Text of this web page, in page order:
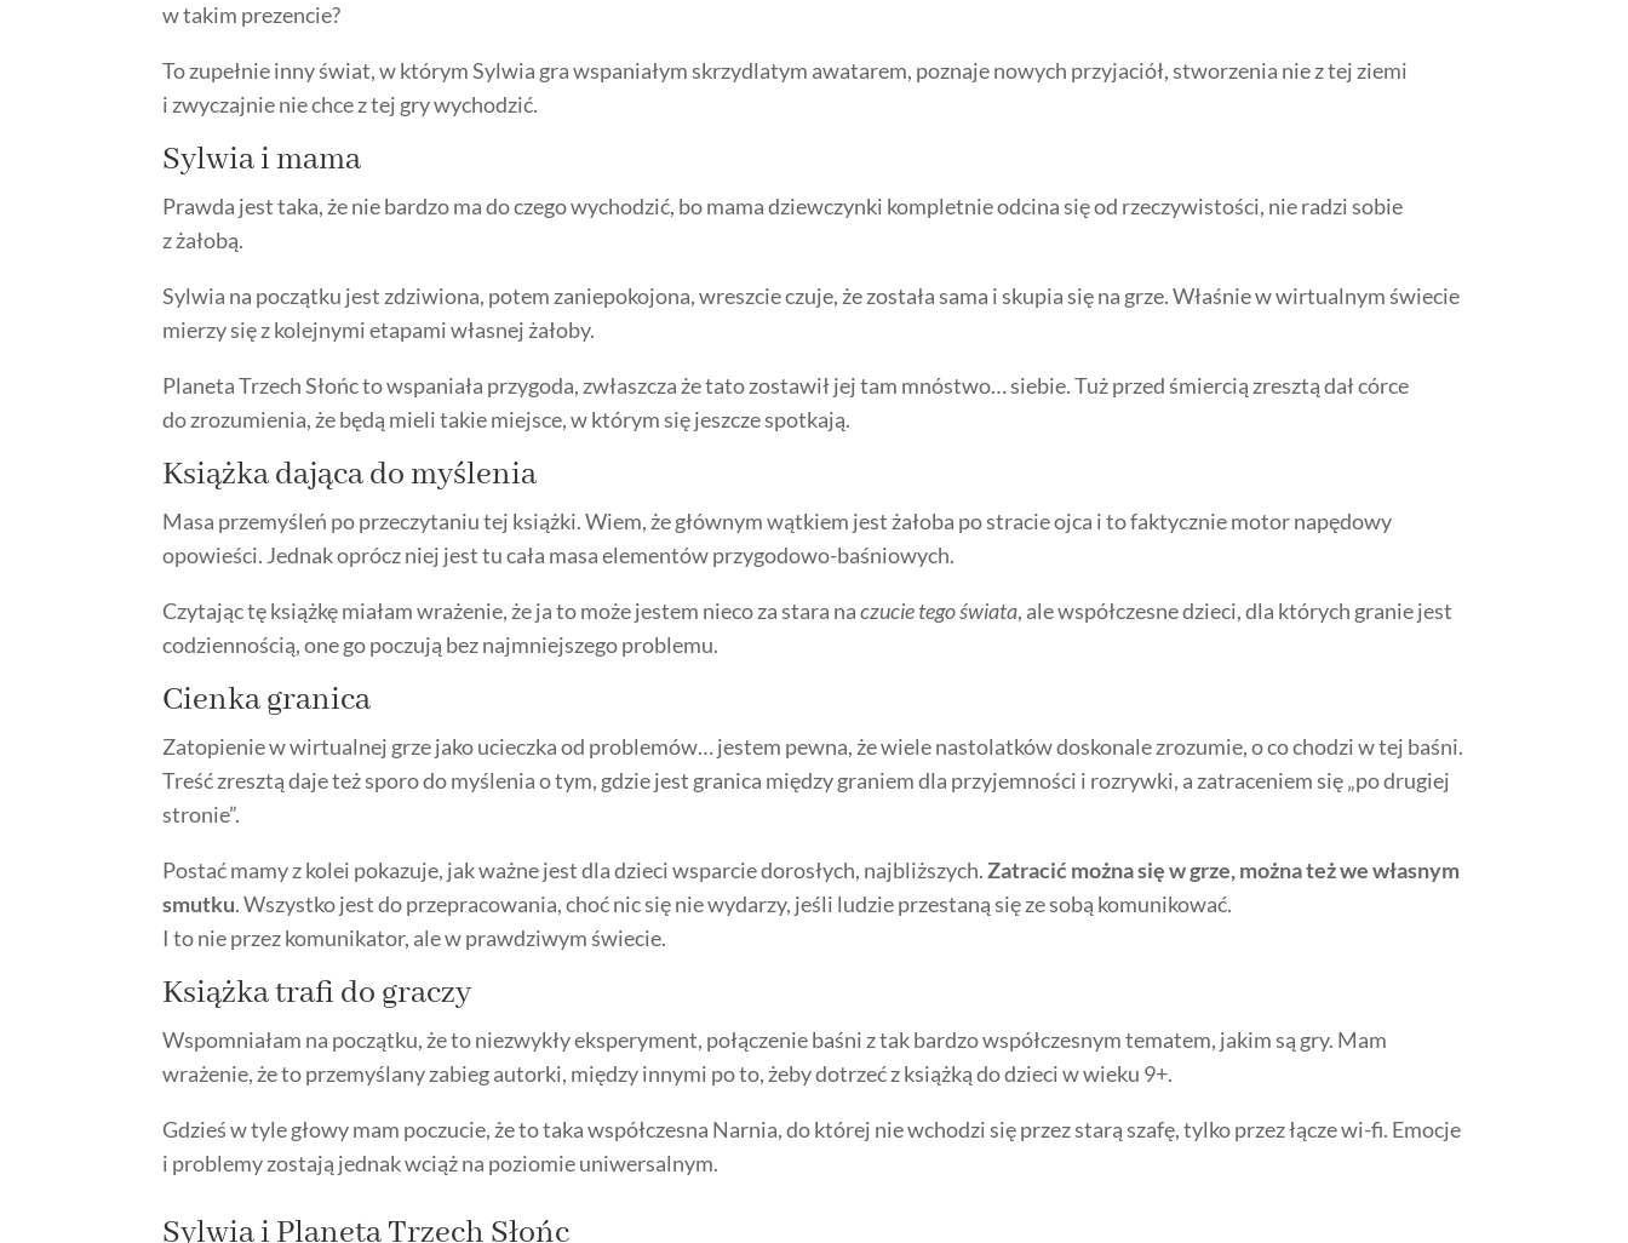
w takim prezencie?
To zupełnie inny świat, w którym Sylwia gra wspaniałym skrzydlatym awatarem, poznaje nowych przyjaciół, stworzenia nie z tej ziemi
i zwyczajnie nie chce z tej gry wychodzić.
Sylwia i mama
Prawda jest taka, że nie bardzo ma do czego wychodzić, bo mama dziewczynki kompletnie odcina się od rzeczywistości, nie radzi sobie
z żałobą.
Sylwia na początku jest zdziwiona, potem zaniepokojona, wreszcie czuje, że została sama i skupia się na grze. Właśnie w wirtualnym świecie
mierzy się z kolejnymi etapami własnej żałoby.
Planeta Trzech Słońc to wspaniała przygoda, zwłaszcza że tato zostawił jej tam mnóstwo… siebie. Tuż przed śmiercią zresztą dał córce
do zrozumienia, że będą mieli takie miejsce, w którym się jeszcze spotkają.
Książka dająca do myślenia
Masa przemyśleń po przeczytaniu tej książki. Wiem, że głównym wątkiem jest żałoba po stracie ojca i to faktycznie motor napędowy
opowieści. Jednak oprócz niej jest tu cała masa elementów przygodowo-baśniowych.
Czytając tę książkę miałam wrażenie, że ja to może jestem nieco za stara naczucie tego świata, ale współczesne dzieci, dla których granie jest
codziennością, one go poczują bez najmniejszego problemu.
Cienka granica
Zatopienie w wirtualnej grze jako ucieczka od problemów… jestem pewna, że wiele nastolatków doskonale zrozumie, o co chodzi w tej baśni.
Treść zresztą daje też sporo do myślenia o tym, gdzie jest granica między graniem dla przyjemności i rozrywki, a zatraceniem się „po drugiej
stronie”.
Postać mamy z kolei pokazuje, jak ważne jest dla dzieci wsparcie dorosłych, najbliższych.Zatracić można się w grze, można też we własnym
smutku. Wszystko jest do przepracowania, choć nic się nie wydarzy, jeśli ludzie przestaną się ze sobą komunikować.
I to nie przez komunikator, ale w prawdziwym świecie.
Książka trafi do graczy
Wspomniałam na początku, że to niezwykły eksperyment, połączenie baśni z tak bardzo współczesnym tematem, jakim są gry. Mam
wrażenie, że to przemyślany zabieg autorki, między innymi po to, żeby dotrzeć z książką do dzieci w wieku 9+.
Gdzieś w tyle głowy mam poczucie, że to taka współczesna Narnia, do której nie wchodzi się przez starą szafę, tylko przez łącze wi-fi. Emocje
i problemy zostają jednak wciąż na poziomie uniwersalnym.
Sylwia i Planeta Trzech Słońc